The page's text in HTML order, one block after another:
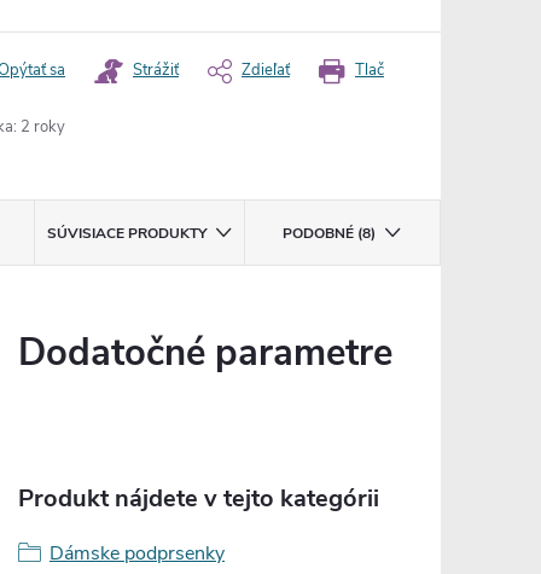
Tlač
sa Strážiť Zdieľať
: 2 roky
SÚVISIACE PRODUKTY PODOBNÉ (8)
Dodatočné parametre
Produkt nájdete v tejto kategórii
Dámske podprsenky